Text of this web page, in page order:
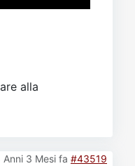
alla
Anni 3 Mesi fa #43519